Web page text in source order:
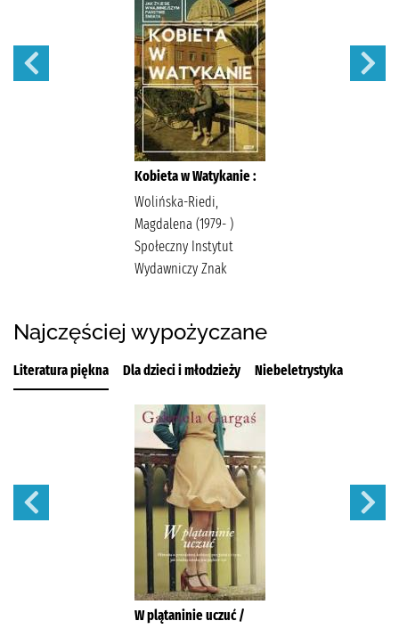
Kobieta w Watykanie :
Wolińska-Riedi,
Magdalena (1979- )
Społeczny Instytut
Wydawniczy Znak
Najczęściej wypożyczane
Literatura piękna Dla dzieci i młodzieży Niebeletrystyka
W plątaninie uczuć /